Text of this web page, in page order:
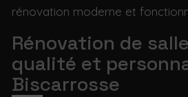
rénovation moderne et
Rénovation de
qualité et
Biscarrosse